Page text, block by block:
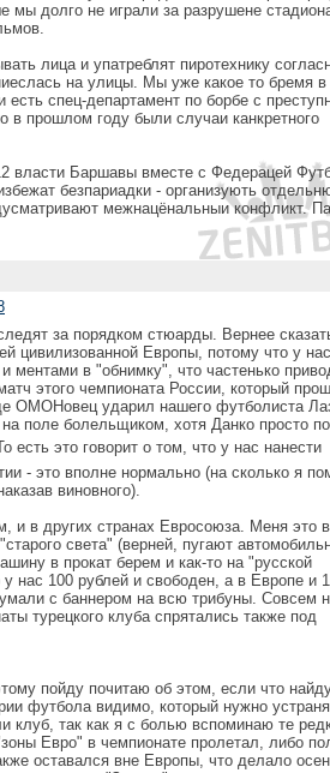
мы долго не играли за разрушене
лица и упатреблят пиротехнику
на улицы. Мы уже какое то бремя
спец-департамент по борбе с
в прошлом году были случаи канкретного
власти Баршавы вместе с Федерацей
безпариадки - организують
межнацёнальныи конфликт.
за порядком стюарды. Вернее
цивилизованной Европы, потому что у
в "обнимку", что частенько
этого чемпионата России, который
ОМОНовец ударил нашего футболиста
поле болельщиком, хотя Данко просто
есть это говорит о том, что у нас нанести
- это вполне нормально (на сколько я
виновного).
в других странах Евросоюза. Меня это
света" (верней, пугают
в прокат берем и как-то на "русской
нас 100 рублей и свободен, а в Европе и
с баннером на всю трибуны. Совсем
турецкого клуба спрятались также под
пойду почитаю об этом, если что
футбола видимо, который нужно
клуб, так как я с болью вспоминаю те
Евро" в чемпионате пролетал, либо
оставался вне Европы, что делало